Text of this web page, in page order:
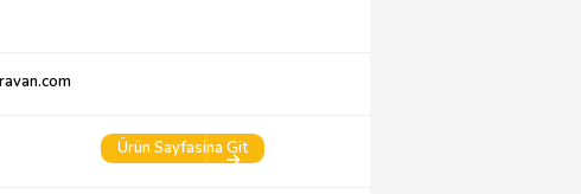
Ürün Sayfasina Git